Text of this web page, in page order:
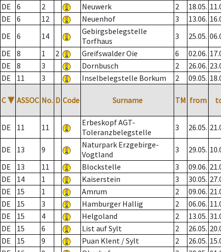
DE
6 2 Neuwerk 2 18.05.
DE
6 12 Neuenhof 3 13.06.
DE
6 14
Gebirgsbelegstelle
Torfhaus
3 25.05.
DE
8 1 2 Greifswalder Oie 6 02.06.
DE
8 3 Dornbusch 2 26.06.
DE
11 3 Inselbelegstelle Borkum 2 09.05.
C ▼ ASSOC No. D Code Surname TM from
DE 11 11
Erbeskopf AGT-
Toleranzbelegstelle
3 26.05.
DE 13 9
Naturpark Erzgebirge-
Vogtland
3 29.05.
DE
13 11 Blockstelle 3 09.06.
DE
14 1 Kaiserstein 3 30.05.
DE
15 1 Amrum 2 09.06.
DE
15 3 Hamburger Hallig 2 06.06.
DE
15 4 Helgoland 2 13.05.
DE
15 6 List auf Sylt 2 26.05.
DE
15 9 Puan Klent / Sylt 2 26.05.